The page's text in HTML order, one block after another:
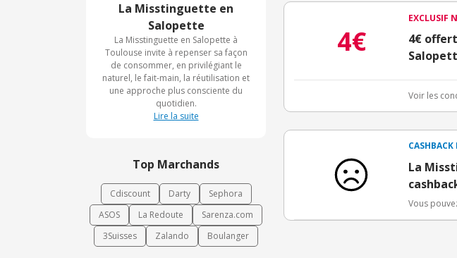
La Misstinguette en
Salopette
La Misstinguette en Salopette à
Toulouse invite à repenser sa façon
de consommer, en privilégiant le
naturel, le fait-main, la réutilisation et
une approche plus consciente du
quotidien.
Lire la suite
Top Marchands
Cdiscount Darty
Sephora
ASOS
La Redoute
Sarenza.com
3Suisses
Zalando Boulanger
4€
EXCLUSIF
4€
Voir les
3€ de
Offre
La
Vous